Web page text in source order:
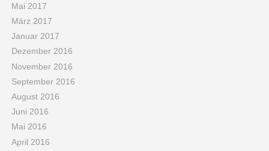
Mai 2017
März 2017
Januar 2017
Dezember 2016
November 2016
September 2016
August 2016
Juni 2016
Mai 2016
April 2016